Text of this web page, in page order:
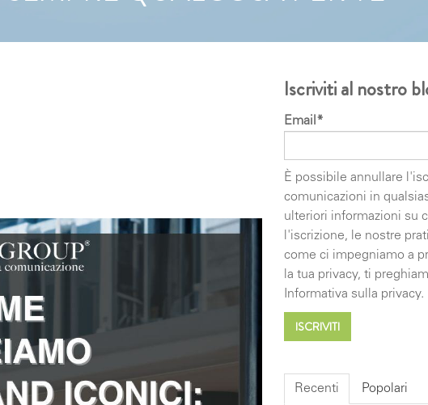
Iscriviti al nostro
Email *
È possibile annullare
comunicazioni in
ulteriori informazioni su
l'iscrizione, le nostre
come ci impegniamo a
la tua privacy, ti
Informativa sulla privacy.
Recenti Popolari